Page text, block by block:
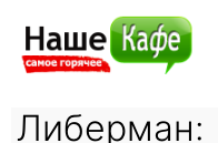
Либерман: